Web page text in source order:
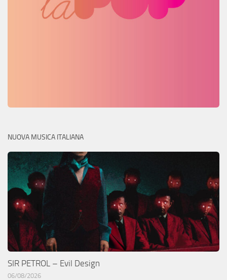
NUOVA MUSICA ITALIANA
SIR PETROL – Evil Design
06/08/2026